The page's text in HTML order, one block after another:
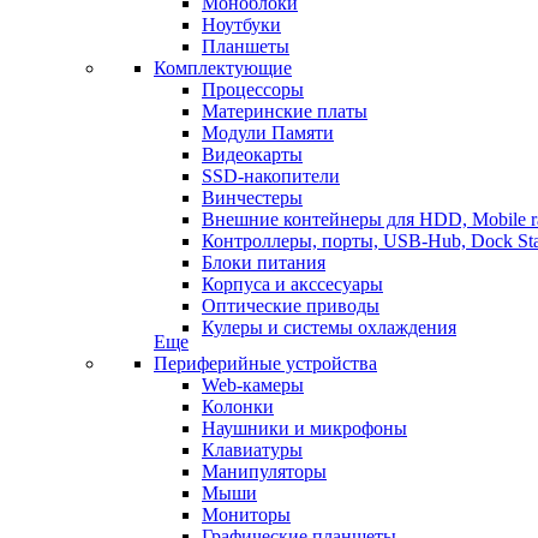
Ноутбуки
Планшеты
Комплектующие
Процессоры
Материнские платы
Модули Памяти
Видеокарты
SSD-накопители
Винчестеры
Внешние контейнеры для HDD, Mobile
Контроллеры, порты, USB-Hub, Dock
Блоки питания
Корпуса и акссесуары
Оптические приводы
Кулеры и системы охлаждения
Еще
Периферийные устройства
Web-камеры
Колонки
Наушники и микрофоны
Клавиатуры
Манипуляторы
Мыши
Мониторы